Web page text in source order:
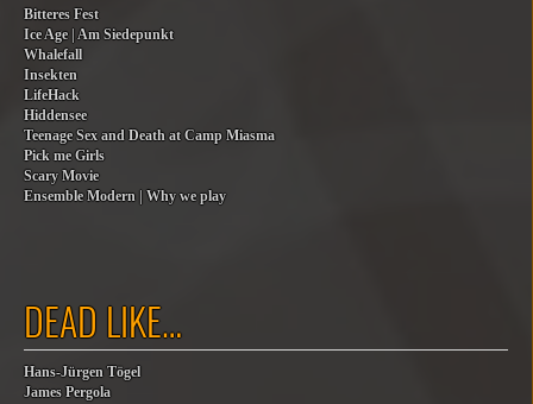
Bitteres Fest
Ice Age | Am Siedepunkt
Whalefall
Insekten
LifeHack
Hiddensee
Teenage Sex and Death at Camp Miasma
Pick me Girls
Scary Movie
Ensemble Modern | Why we play
DEAD LIKE…
Hans-Jürgen Tögel
James Pergola